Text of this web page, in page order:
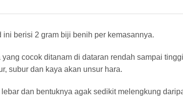
berisi 2 gram biji benih per kemasannya.
cocok ditanam di dataran rendah sampai
subur dan kaya akan unsur hara.
dan bentuknya agak sedikit melengkung